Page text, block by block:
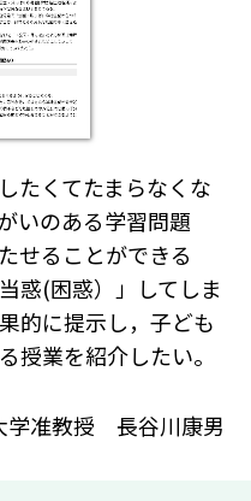
たくてたまらなくな
いのある学習問題
せることができる
惑(困惑）」してしま
的に提示し，子ども
授業を紹介したい。
学准教授 長谷川康男